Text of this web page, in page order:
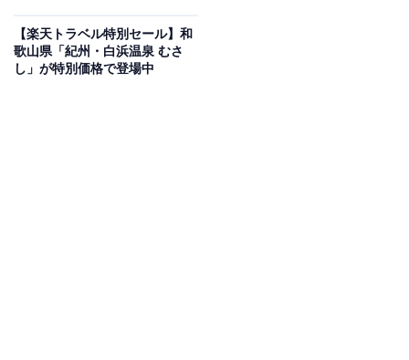
【楽天トラベル特別セール】和
歌山県「紀州・白浜温泉 むさ
し」が特別価格で登場中